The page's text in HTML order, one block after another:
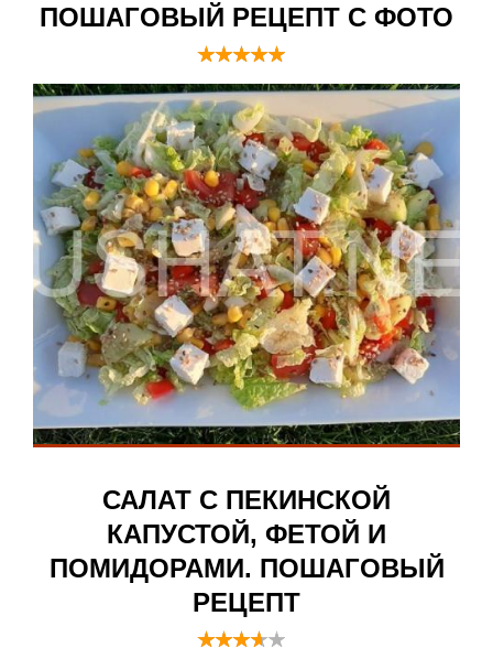
ПОШАГОВЫЙ РЕЦЕПТ С ФОТО
САЛАТ С ПЕКИНСКОЙ
КАПУСТОЙ, ФЕТОЙ И
ПОМИДОРАМИ. ПОШАГОВЫЙ
РЕЦЕПТ